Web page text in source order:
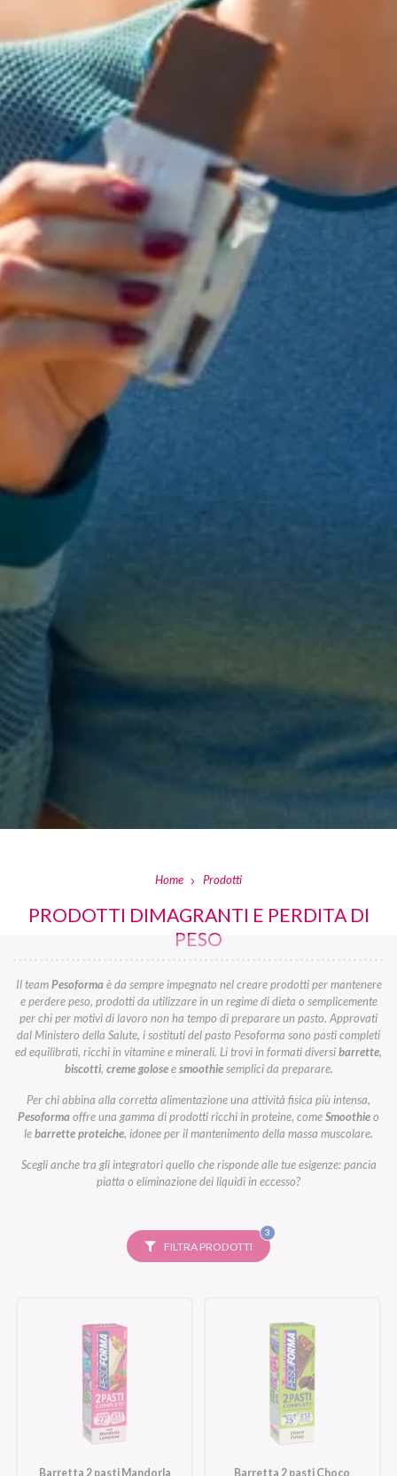
Home Prodotti
PRODOTTI DIMAGRANTI E PERDITA DI
PESO
Il teamPesoformaè da sempre impegnato nel creare prodotti per mantenere
e perdere peso, prodotti da utilizzare in un regime di dieta o semplicemente
per chi per motivi di lavoro non ha tempo di preparare un pasto. Approvati
dal Ministero della Salute, i sostituti del pasto Pesoforma sono pasti completi
ed equilibrati, ricchi in vitamine e minerali. Li trovi in formati diversibarrette,
biscotti, creme goloseesmoothiesemplici da preparare.
Per chi abbina alla corretta alimentazione una attività fisica più intensa,
Pesoformaoffre una gamma di prodotti ricchi in proteine, comeSmoothieo
lebarrette proteiche, idonee per il mantenimento della massa muscolare.
Scegli anche tra gli integratori quello che risponde alle tue esigenze: pancia
piatta o eliminazione dei liquidi in eccesso?
FILTRA PRODOTTI
3FILTRI
SELEZIONATI
Barretta 2 pasti Mandorla Barretta 2 pasti Choco